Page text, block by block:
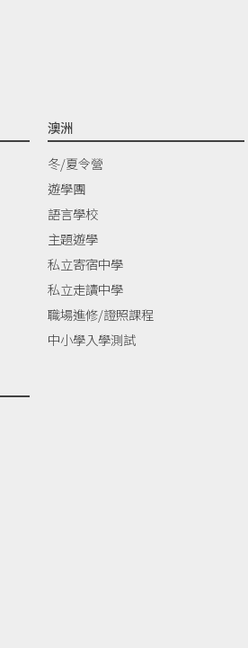
澳洲
冬/夏令營
遊學團
語言學校
主題遊學
私立寄宿中學
私立走讀中學
職場進修/證照課程
中小學入學測試